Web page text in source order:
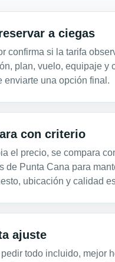
a ciegas
confirma si la tarifa
plan, vuelo, equipaje y
enviarte una opción final.
con criterio
el precio, se compara
de Punta Cana para
ubicación y calidad
ajuste
todo incluido, mejor